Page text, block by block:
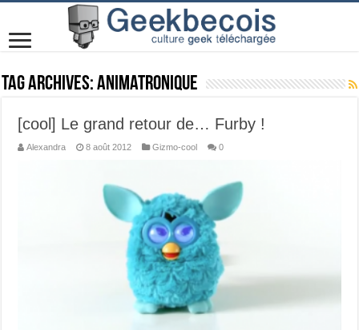
Tag Archives:Animatronique
[cool] Le grand retour de… Furby !
Alexandra 8 août 2012 Gizmo-cool 0